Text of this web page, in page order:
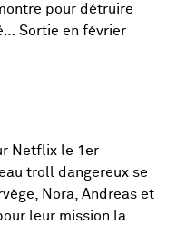
pour détruire
Sortie en février
Netflix le 1er
troll dangereux se
Nora, Andreas et
leur mission la